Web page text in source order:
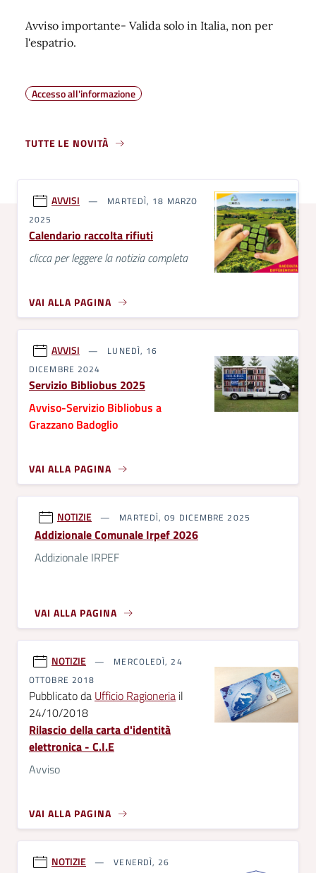
Avviso importante- Valida solo in Italia, non per
l'espatrio.
Accesso all'informazione
TUTTE LE NOVITÀ
AVVISI
MARTEDÌ, 18 MARZO
2025
Calendario raccolta rifiuti
clicca per leggere la notizia completa
VAI ALLA PAGINA
AVVISI
LUNEDÌ, 16
DICEMBRE 2024
Servizio Bibliobus 2025
Avviso-Servizio Bibliobus a
Grazzano Badoglio
VAI ALLA PAGINA
NOTIZIE MARTEDÌ, 09 DICEMBRE 2025
Addizionale Comunale Irpef 2026
Addizionale IRPEF
VAI ALLA PAGINA
NOTIZIE
MERCOLEDÌ, 24
OTTOBRE 2018
Pubblicato da Ufficio Ragioneria il
24/10/2018
Rilascio della carta d'identità
elettronica - C.I.E
Avviso
VAI ALLA PAGINA
NOTIZIE
VENERDÌ, 26